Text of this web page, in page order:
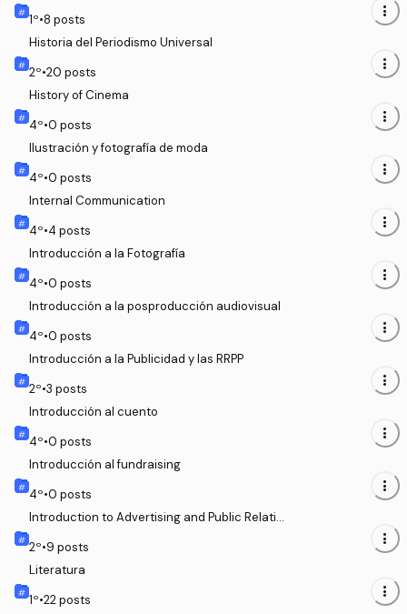
1º•8 posts more_vert
Historia del Periodismo Universal
2º•20 posts more_vert
History of Cinema
4º•0 posts more_vert
Ilustración y fotografía de moda
4º•0 posts more_vert
Internal Communication
4º•4 posts more_vert
Introducción a la Fotografía
4º•0 posts more_vert
Introducción a la posproducción audiovisual
4º•0 posts more_vert
Introducción a la Publicidad y las RRPP
2º•3 posts more_vert
Introducción al cuento
4º•0 posts more_vert
Introducción al fundraising
4º•0 posts more_vert
Introduction to Advertising and Public Relation
2º•9 posts more_vert
Literatura
1º•22posts more_vert